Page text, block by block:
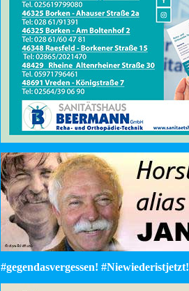
#gegendasvergessen! #Niewiederistjetzt!